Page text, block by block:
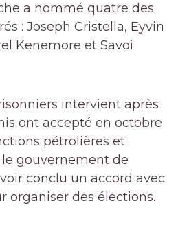
a nommé quatre des
: Joseph Cristella, Eyvin
Kenemore et Savoi
intervient après
ont accepté en octobre
pétrolières et
gouvernement de
conclu un accord avec
organiser des élections.